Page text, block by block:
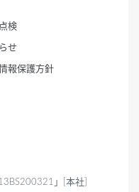
検
せ
報保護方針
」[本社]